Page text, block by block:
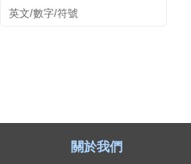
英文/數字/符號
關於我們